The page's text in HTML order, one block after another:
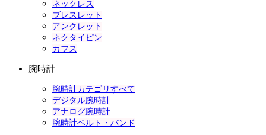
ネックレス
ブレスレット
アンクレット
ネクタイピン
カフス
腕時計
腕時計カテゴリすべて
デジタル腕時計
アナログ腕時計
腕時計ベルト・バンド